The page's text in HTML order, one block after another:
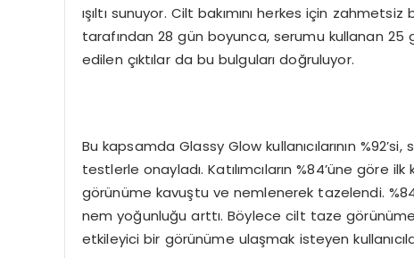
ışıltı sunuyor. Cilt bakımını herkes için
tarafından 28 gün boyunca, serumu kullanan
edilen çıktılar da bu bulguları doğruluyor.
Bu kapsamda Glassy Glow kullanıcılarının
testlerle onayladı. Katılımcıların %84’üne göre
görünüme kavuştu ve nemlenerek tazelendi.
nem yoğunluğu arttı. Böylece cilt taze
etkileyici bir görünüme ulaşmak isteyen